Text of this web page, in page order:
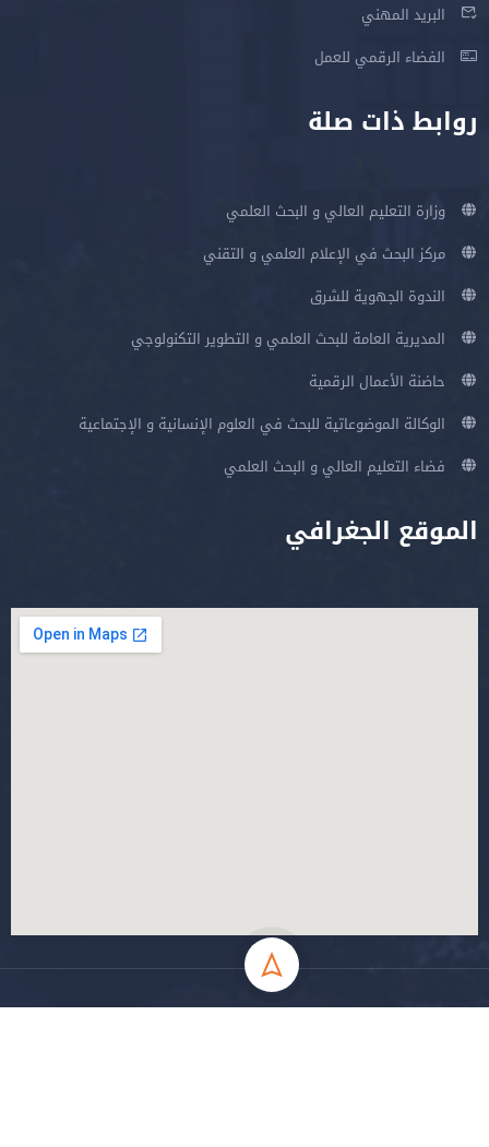
البريد المهني
الفضاء الرقمي للعمل
روابط ذات صلة
وزارة التعليم العالي و البحث العلمي
مركز البحث في الإعلام العلمي و التقني
الندوة الجهوية للشرق
المديرية العامة للبحث العلمي و التطوير التكنولوجي
حاضنة الأعمال الرقمية
الوكالة الموضوعاتية للبحث في العلوم الإنسانية و الإجتماعية
فضاء التعليم العالي و البحث العلمي
الموقع الجغرافي
جميع الحقوق محفوظة جامعة المسيلة - 2024